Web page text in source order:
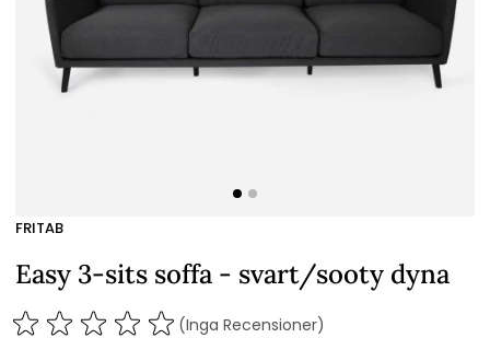
FRITAB
Easy 3-sits soffa - svart/sooty dyna
(Inga Recensioner)